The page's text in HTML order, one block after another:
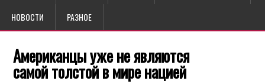
НОВОСТИ РАЗНОЕ
Американцы уже не являются
самой толстой в мире нацией